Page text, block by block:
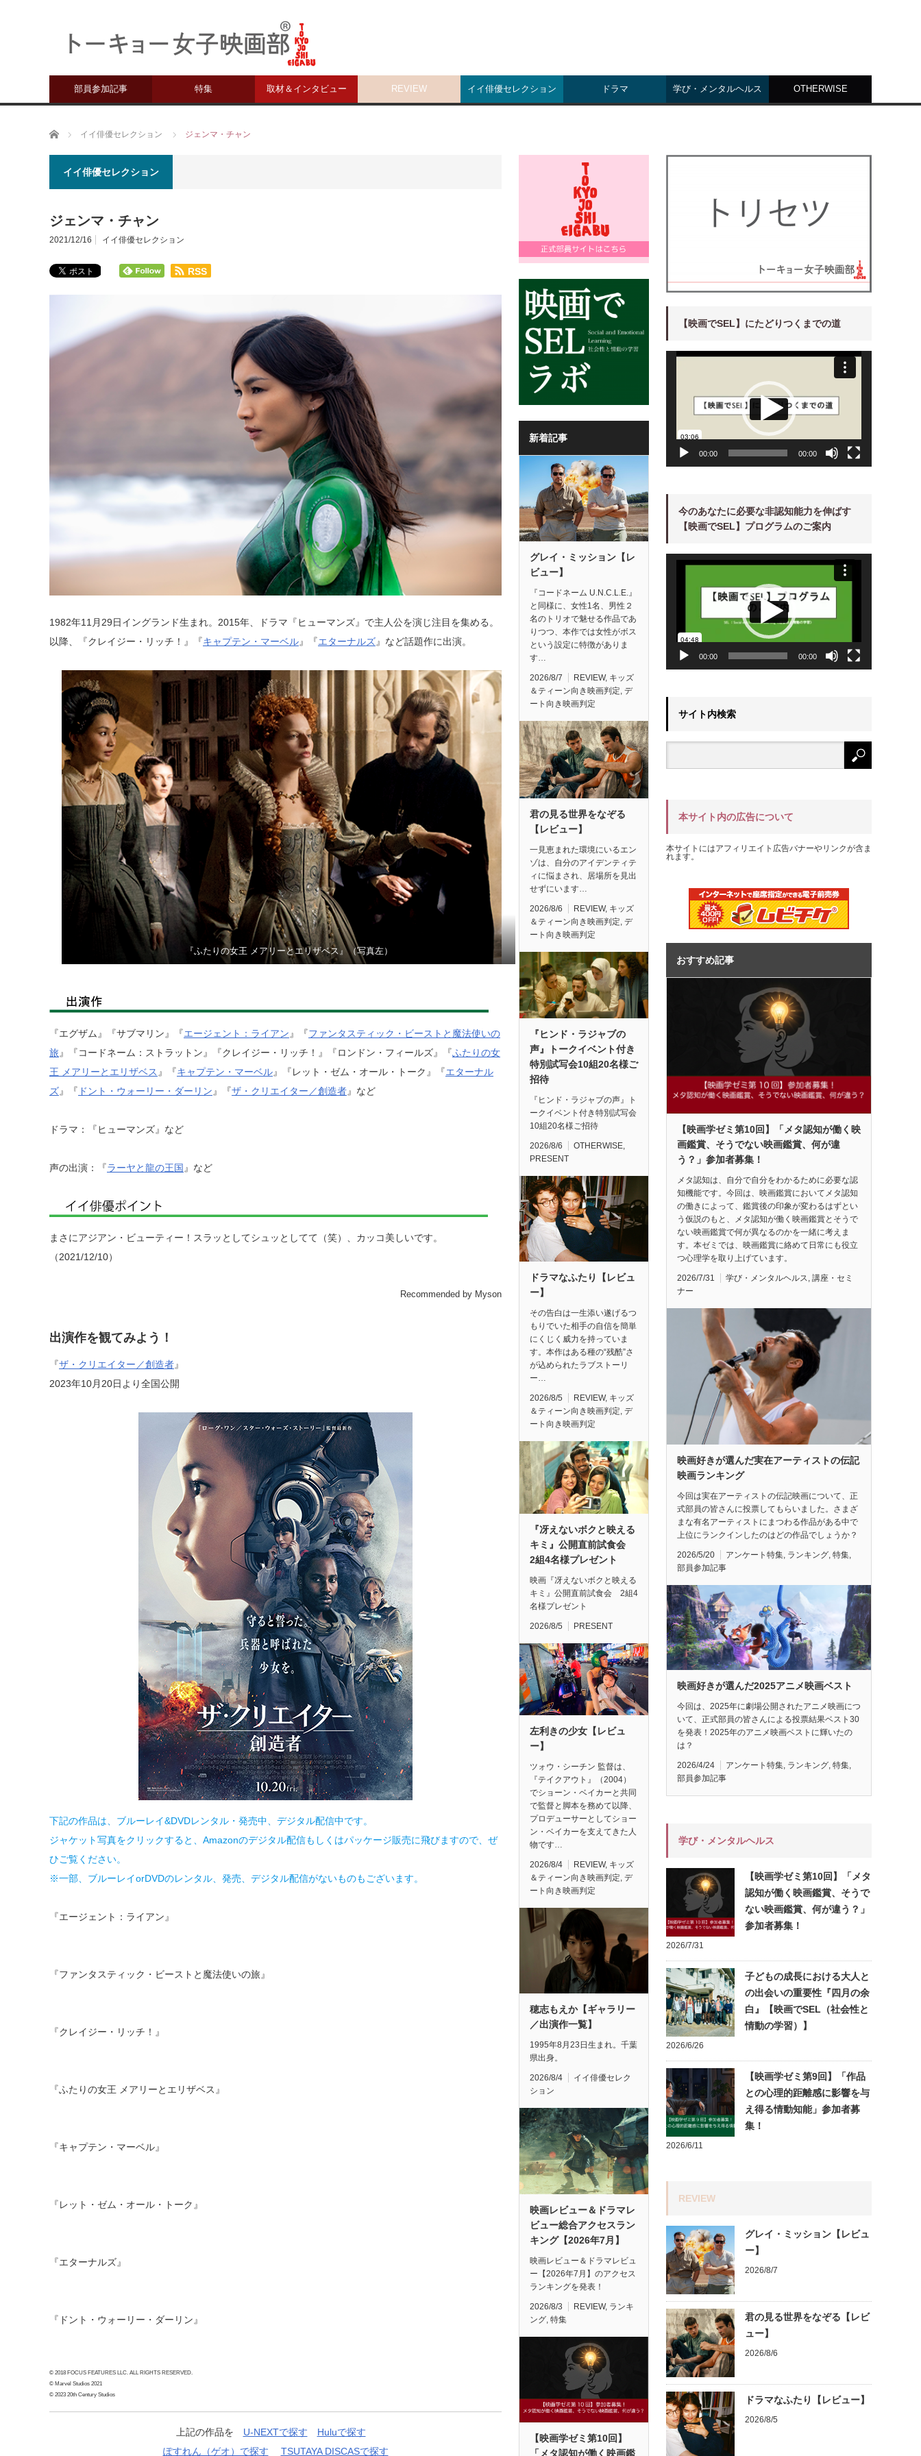
部員参加記事 特集 取材＆インタビュー REVIEW イイ俳優セレクション ドラマ 学び・メンタルヘルス OTHERWISE
ホーム イイ俳優セレクション ジェンマ・チャン
イイ俳優セレクション
ジェンマ・チャン
2021/12/16 イイ俳優セレクション
RSS
1982年11月29日イングランド生まれ。2015年、ドラマ『ヒューマンズ』で主人公を演じ注目を集める。
以降、『クレイジー・リッチ！』『キャプテン・マーベル』『エターナルズ』など話題作に出演。
『ふたりの女王 メアリーとエリザベス』（写真左）
『エグザム』『サブマリン』『エージェント：ライアン 』『ファンタスティック・ビーストと魔法使いの
旅 』『コードネーム：ストラットン』『クレイジー・リッチ！』『ロンドン・フィールズ』『ふたりの女
王 メアリーとエリザベス 』『キャプテン・マーベル』『レット・ゼム・オール・トーク』『エターナル
ズ』『 ドント・ウォーリー・ダーリン 』『ザ・クリエイター／創造者』など
ドラマ：『ヒューマンズ』など
声の出演：『ラーヤと龍の王国 』など
まさにアジアン・ビューティー！スラッとしてシュッとしてて（笑）、カッコ美しいです。
（2021/12/10）
Recommended by Myson
出演作を観てみよう！
『ザ・クリエイター／創造者』
2023年10月20日より全国公開
下記の作品は、ブルーレイ&DVDレンタル・発売中、デジタル配信中です。
ジャケット写真をクリックすると、Amazonのデジタル配信もしくはパッケージ販売に飛びますので、ぜ
ひご覧ください。
※一部、ブルーレイorDVDのレンタル、発売、デジタル配信がないものもございます。
『エージェント：ライアン』
『ファンタスティック・ビーストと魔法使いの旅』
『クレイジー・リッチ！』
『ふたりの女王 メアリーとエリザベス』
『キャプテン・マーベル』
『レット・ゼム・オール・トーク』
『エターナルズ』
『ドント・ウォーリー・ダーリン』
© 2018 FOCUS FEATURES LLC. ALL RIGHTS RESERVED.
© Marvel Studios 2021
© 2023 20th Century Studios
上記の作品を U-NEXTで探す
Huluで探す
ぽすれん（ゲオ）で探す
TSUTAYA DISCASで探す
新着記事
グレイ・ミッション【レ
ビュー】
『コードネーム U.N.C.L.E.』
と同様に、女性1名、男性２
名のトリオで魅せる作品であ
りつつ、本作では女性がボス
という設定に特徴がありま
す…
2026/8/7 REVIEW, キッズ
＆ティーン向き映画判定, デ
ート向き映画判定
君の見る世界をなぞる
【レビュー】
一見恵まれた環境にいるエン
ゾは、自分のアイデンティテ
ィに悩まされ、居場所を見出
せずにいます…
2026/8/6 REVIEW, キッズ
＆ティーン向き映画判定, デ
ート向き映画判定
『ヒンド・ラジャブの
声』トークイベント付き
特別試写会10組20名様ご
招待
『ヒンド・ラジャブの声』ト
ークイベント付き特別試写会
10組20名様ご招待
2026/8/6 OTHERWISE
PRESENT
ドラマなふたり【レビュ
ー】
その告白は一生添い遂げるつ
もりでいた相手の自信を簡単
にくじく威力を持っていま
す。本作はある種の“残酷”さ
が込められたラブストーリ
ー…
2026/8/5 REVIEW, キッズ
＆ティーン向き映画判定, デ
ート向き映画判定
『冴えないボクと映える
キミ』公開直前試食会
2組4名様プレゼント
映画『冴えないボクと映える
キミ』公開直前試食会 2組4
名様プレゼント
2026/8/5 PRESENT
左利きの少女【レビュ
ー】
ツォウ・シーチン 監督は、
『テイクアウト』（2004）
でショーン・ベイカーと共同
で監督と脚本を務めて以降、
プロデューサーとしてショー
ン・ベイカーを支えてきた人
物です…
2026/8/4 REVIEW, キッズ
＆ティーン向き映画判定, デ
ート向き映画判定
穂志もえか【ギャラリー
／出演作一覧】
1995年8月23日生まれ。千葉
県出身。
2026/8/4
イイ俳優セレク
ション
映画レビュー＆ドラマレ
ビュー総合アクセスラン
キング【2026年7月】
映画レビュー＆ドラマレビュ
ー【2026年7月】のアクセス
ランキングを発表！
2026/8/3 REVIEW, ランキ
ング 特集
【映画学ゼミ第10回】
「メタ認知が働く映画鑑
【映画でSEL】にたどりつくまでの道
00:00 00:00
今のあなたに必要な非認知能力を伸ばす
【映画でSEL】プログラムのご案内
動
00:00 00:00
サイト内検索
本サイト内の広告について
本サイトにはアフィリエイト広告バナーやリンクが含ま
れます。
おすすめ記事
【映画学ゼミ第10回】「メタ認知が働く映
画鑑賞、そうでない映画鑑賞、何が違
う？」参加者募集！
メタ認知は、自分で自分をわかるために必要な認
知機能です。今回は、映画鑑賞においてメタ認知
の働きによって、鑑賞後の印象が変わるはずとい
う仮説のもと、メタ認知が働く映画鑑賞とそうで
ない映画鑑賞で何が異なるのかを一緒に考えま
す。本ゼミでは、映画鑑賞に絡めて日常にも役立
つ心理学を取り上げています。
2026/7/31 学び・メンタルヘルス, 講座・セミ
ナー
映画好きが選んだ実在アーティストの伝記
映画ランキング
今回は実在アーティストの伝記映画について、正
式部員の皆さんに投票してもらいました。さまざ
まな有名アーティストにまつわる作品がある中で
上位にランクインしたのはどの作品でしょうか？
2026/5/20 アンケート特集, ランキング, 特集,
部員参加記事
映画好きが選んだ2025アニメ映画ベスト
今回は、2025年に劇場公開されたアニメ映画につ
いて、正式部員の皆さんによる投票結果ベスト30
を発表！2025年のアニメ映画ベストに輝いたの
は？
2026/4/24 アンケート特集, ランキング, 特集,
部員参加記事
学び・メンタルヘルス
【映画学ゼミ第10回】「メタ
認知が働く映画鑑賞、そうで
ない映画鑑賞、何が違う？」
参加者募集！
2026/7/31
子どもの成長における大人と
の出会いの重要性『四月の余
白』【映画でSEL（社会性と
情動の学習）】
2026/6/26
【映画学ゼミ第9回】「作品
との心理的距離感に影響を与
え得る情動知能」参加者募
集！
2026/6/11
REVIEW
グレイ・ミッション【レビュ
ー】
2026/8/7
君の見る世界をなぞる【レビ
ュー】
2026/8/6
ドラマなふたり【レビュー】
2026/8/5